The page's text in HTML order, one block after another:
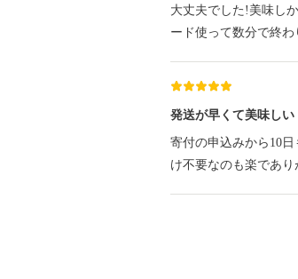
大丈夫でした!美味し
ード使って数分で終わ
発送が早くて美味しい
寄付の申込みから10
け不要なのも楽であり